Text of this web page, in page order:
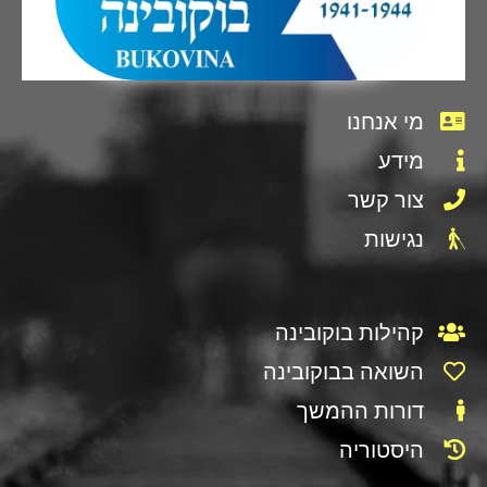
מי אנחנו
מידע
צור קשר
נגישות
קהילות בוקובינה
השואה בבוקובינה
דורות ההמשך
היסטוריה